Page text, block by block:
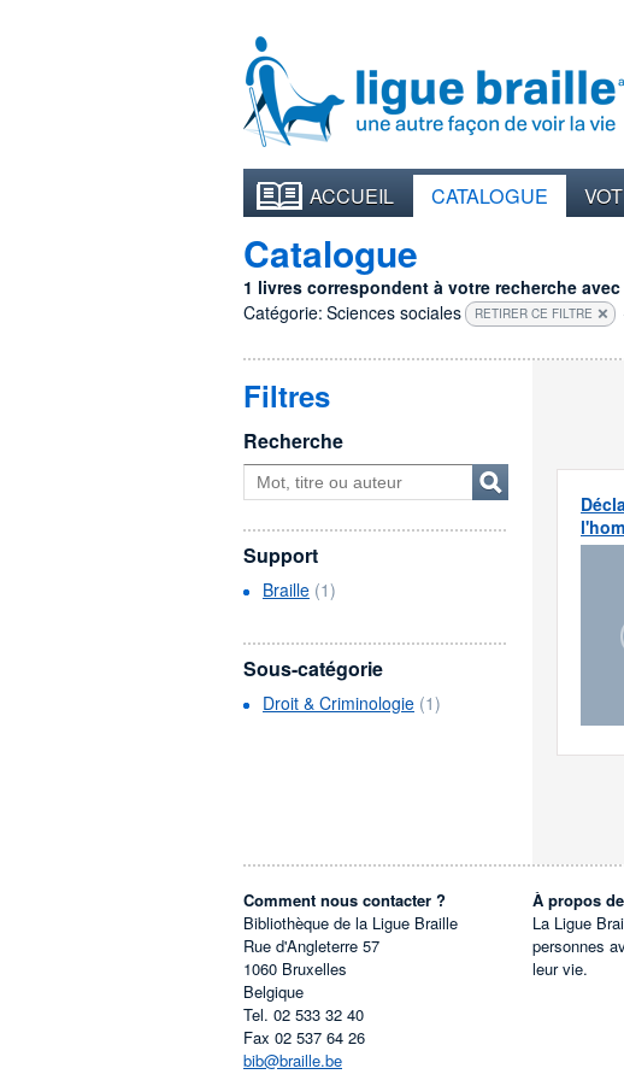
ACCUEIL CATALOGUE
Catalogue
1 livres correspondent à votre recherche
Catégorie: Sciences sociales RETIRER CE FILTRE
Filtres
Recherche
Support
Braille (1)
Sous-catégorie
Droit & Criminologie (1)
Comment nous contacter ?
Bibliothèque de la Ligue Braille
Rue d'Angleterre 57
1060 Bruxelles
Belgique
Tel. 02 533 32 40
Fax 02 537 64 26
bib@braille.be
À propos
La Ligue
personnes
leur vie.